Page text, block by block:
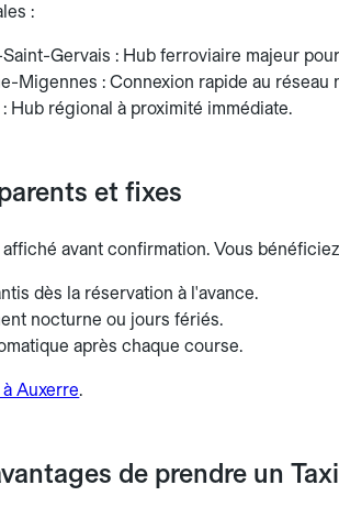
:
Gervais : Hub ferroviaire majeur
Migennes : Connexion rapide au réseau
Hub régional à proximité immédiate.
et fixes
avant confirmation. Vous
dès la réservation à l'avance.
nocturne ou jours fériés.
après chaque course.
Auxerre.
de prendre un